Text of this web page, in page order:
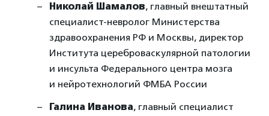
Николай Шамалов, главный внештатный
специалист-невролог Министерства
здравоохранения РФ и Москвы, директор
Института цереброваскулярной патологии
и инсульта Федерального центра мозга
и нейротехнологий ФМБА России
Галина Иванова, главный специалист